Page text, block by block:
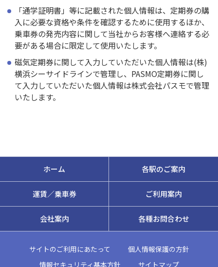
「通学証明書」等に記載された個人情報は、定期券の購
入に必要な資格や条件を確認するために使用するほか、
乗車券の発売内容に関して当社からお客様へ連絡する必
要がある場合に限定して使用いたします。
磁気定期券に関して入力していただいた個人情報は(株)
横浜シーサイドラインで管理し、PASMO定期券に関し
て入力していただいた個人情報は株式会社パスモで管理
いたします。
ホーム 各駅のご案内
運賃／乗車券 ご利用案内
会社案内 各種お問合わせ
サイトのご利用にあたって
個人情報保護の方針
情報セキュリティ基本方針
サイトマップ